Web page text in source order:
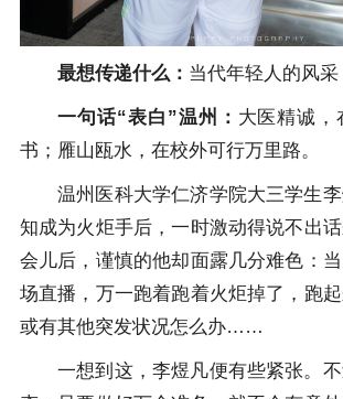
最想传递什么： 当代年轻人的风采
一句话“表白”温州： 大医精诚，
书；雁山瓯水，在校外可行万里路。
温州医科大学仁济学院大三学生
知成为火炬手后，一时激动得说不出
会儿后，谨慎的他却面露几分难色：
场直播，万一跑着跑着火炬掉了，跑起
或有其他突发状况怎么办……
一想到这，李煜凡便有些紧张。